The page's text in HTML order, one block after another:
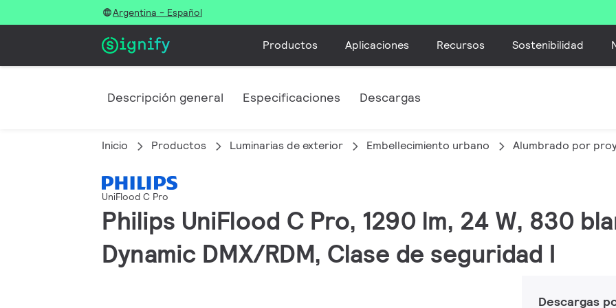
Argentina - Español
Productos Aplicaciones Recursos Sostenibilidad
Descripción general Especificaciones Descargas
Inicio Productos Luminarias de exterior Embellecimiento urbano Alumbrado por
UniFlood C Pro
Philips UniFlood C Pro, 1290 lm, 24 W, 830
Dynamic DMX/RDM, Clase de seguridad I
Descargas